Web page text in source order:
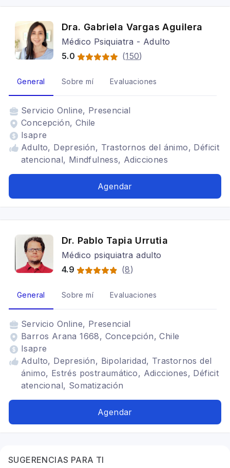
Dra. Gabriela Vargas Aguilera
Médico Psiquiatra - Adulto
5.0
(150)
General Sobre mí Evaluaciones
Servicio Online, Presencial
Concepción, Chile
Isapre
Adulto, Depresión, Trastornos del ánimo, Déficit
atencional, Mindfulness, Adicciones
Agendar
Dr. Pablo Tapia Urrutia
Médico psiquiatra adulto
4.9
(8)
General Sobre mí Evaluaciones
Servicio Online, Presencial
Barros Arana 1668, Concepción, Chile
Isapre
Adulto, Depresión, Bipolaridad, Trastornos del
ánimo, Estrés postraumático, Adicciones, Déficit
atencional, Somatización
Agendar
SUGERENCIAS PARA TI